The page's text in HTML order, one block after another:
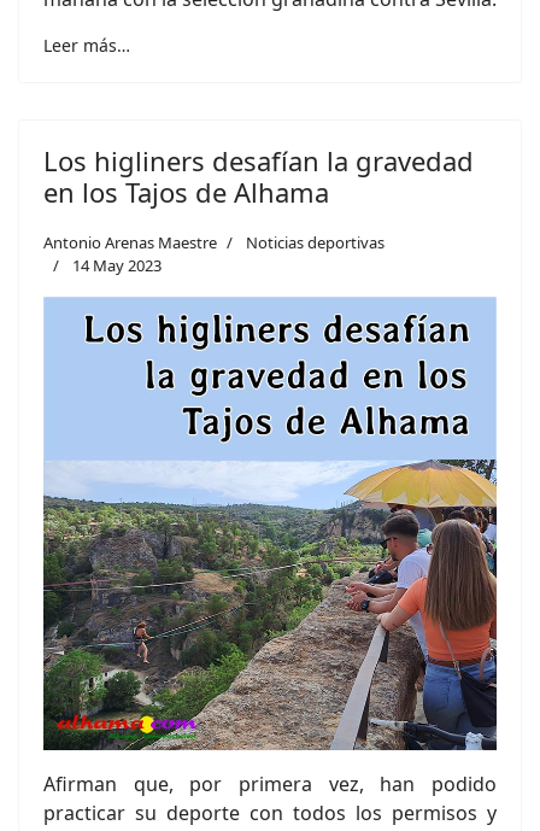
Leer más…
Los higliners desafían la gravedad
en los Tajos de Alhama
Antonio Arenas Maestre
Noticias deportivas
14 May 2023
Afirman que, por primera vez, han podido
practicar su deporte con todos los permisos y